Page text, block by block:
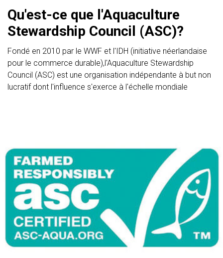
Qu'est-ce que l'Aquaculture
Stewardship Council (ASC)?
Fondé en 2010 par le WWF et l'IDH (initiative néerlandaise
pour le commerce durable),l'Aquaculture Stewardship
Council (ASC) est une organisation indépendante à but non
lucratif dont l'influence s'exerce à l'échelle mondiale